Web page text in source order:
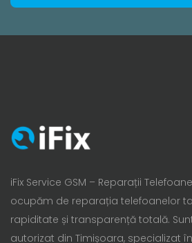
iFix Service GSM – Reparații
ocupăm de reparația telefoanelor
rapiditate și transparență totală.
autorizat din Timișoara, specializat